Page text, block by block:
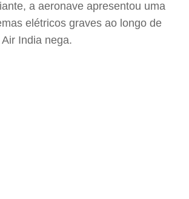
a aeronave apresentou uma
elétricos graves ao longo de
India nega.